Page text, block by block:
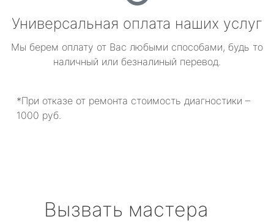
Универсальная оплата наших услуг
Мы берем оплату от Вас любыми способами, будь то
наличный или безналиный перевод.
*При отказе от ремонта стоимость диагностики –
1000 руб.
Вызвать мастера